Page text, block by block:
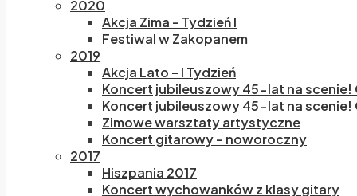
2020
Akcja Zima – Tydzień I
Festiwal w Zakopanem
2019
Akcja Lato – I Tydzień
Koncert jubileuszowy 45-lat na scenie!
Koncert jubileuszowy 45-lat na scenie!
Zimowe warsztaty artystyczne
Koncert gitarowy – noworoczny
2017
Hiszpania 2017
Koncert wychowanków z klasy gitary